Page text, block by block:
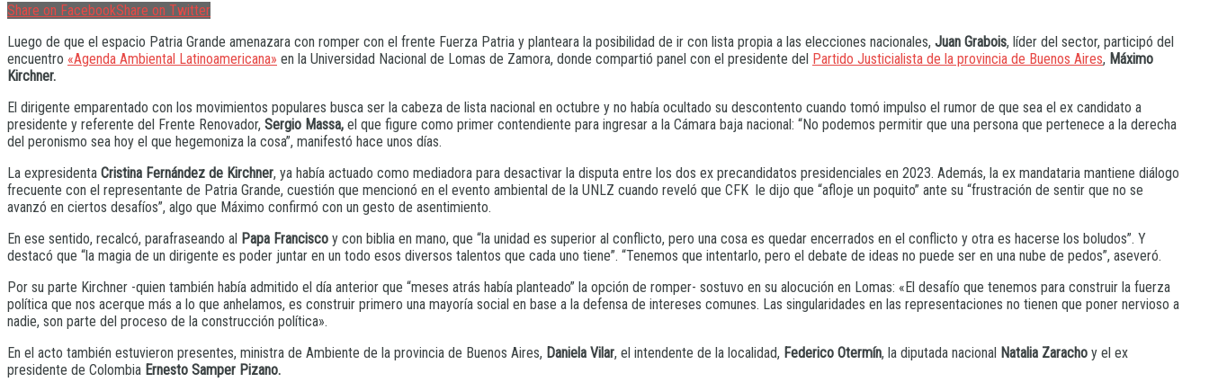
Share on FacebookShare on Twitter
Luego de que el espacio Patria Grande amenazara con romper con el frente Fuerza Patria y planteara la posibilidad de ir con lista propia a las elecciones nacionales, Juan Grabois, líder del sector, participó del
encuentro «Agenda Ambiental Latinoamericana» en la Universidad Nacional de Lomas de Zamora, donde compartió panel con el presidente del Partido Justicialista de la provincia de Buenos Aires, Máximo
Kirchner.
El dirigente emparentado con los movimientos populares busca ser la cabeza de lista nacional en octubre y no había ocultado su descontento cuando tomó impulso el rumor de que sea el ex candidato a
presidente y referente del Frente Renovador, Sergio Massa, el que figure como primer contendiente para ingresar a la Cámara baja nacional: “No podemos permitir que una persona que pertenece a la derecha
del peronismo sea hoy el que hegemoniza la cosa”, manifestó hace unos días.
La expresidenta Cristina Fernández de Kirchner, ya había actuado como mediadora para desactivar la disputa entre los dos ex precandidatos presidenciales en 2023. Además, la ex mandataria mantiene diálogo
frecuente con el representante de Patria Grande, cuestión que mencionó en el evento ambiental de la UNLZ cuando reveló que CFK le dijo que “afloje un poquito” ante su “frustración de sentir que no se
avanzó en ciertos desafíos”, algo que Máximo confirmó con un gesto de asentimiento.
En ese sentido, recalcó, parafraseando al Papa Francisco y con biblia en mano, que “la unidad es superior al conflicto, pero una cosa es quedar encerrados en el conflicto y otra es hacerse los boludos”. Y
destacó que “la magia de un dirigente es poder juntar en un todo esos diversos talentos que cada uno tiene”. “Tenemos que intentarlo, pero el debate de ideas no puede ser en una nube de pedos”, aseveró.
Por su parte Kirchner -quien también había admitido el día anterior que “meses atrás había planteado” la opción de romper- sostuvo en su alocución en Lomas: «El desafío que tenemos para construir la fuerza
política que nos acerque más a lo que anhelamos, es construir primero una mayoría social en base a la defensa de intereses comunes. Las singularidades en las representaciones no tienen que poner nervioso a
nadie, son parte del proceso de la construcción política».
En el acto también estuvieron presentes, ministra de Ambiente de la provincia de Buenos Aires, Daniela Vilar, el intendente de la localidad, Federico Otermín, la diputada nacional Natalia Zaracho y el ex
presidente de Colombia Ernesto Samper Pizano.